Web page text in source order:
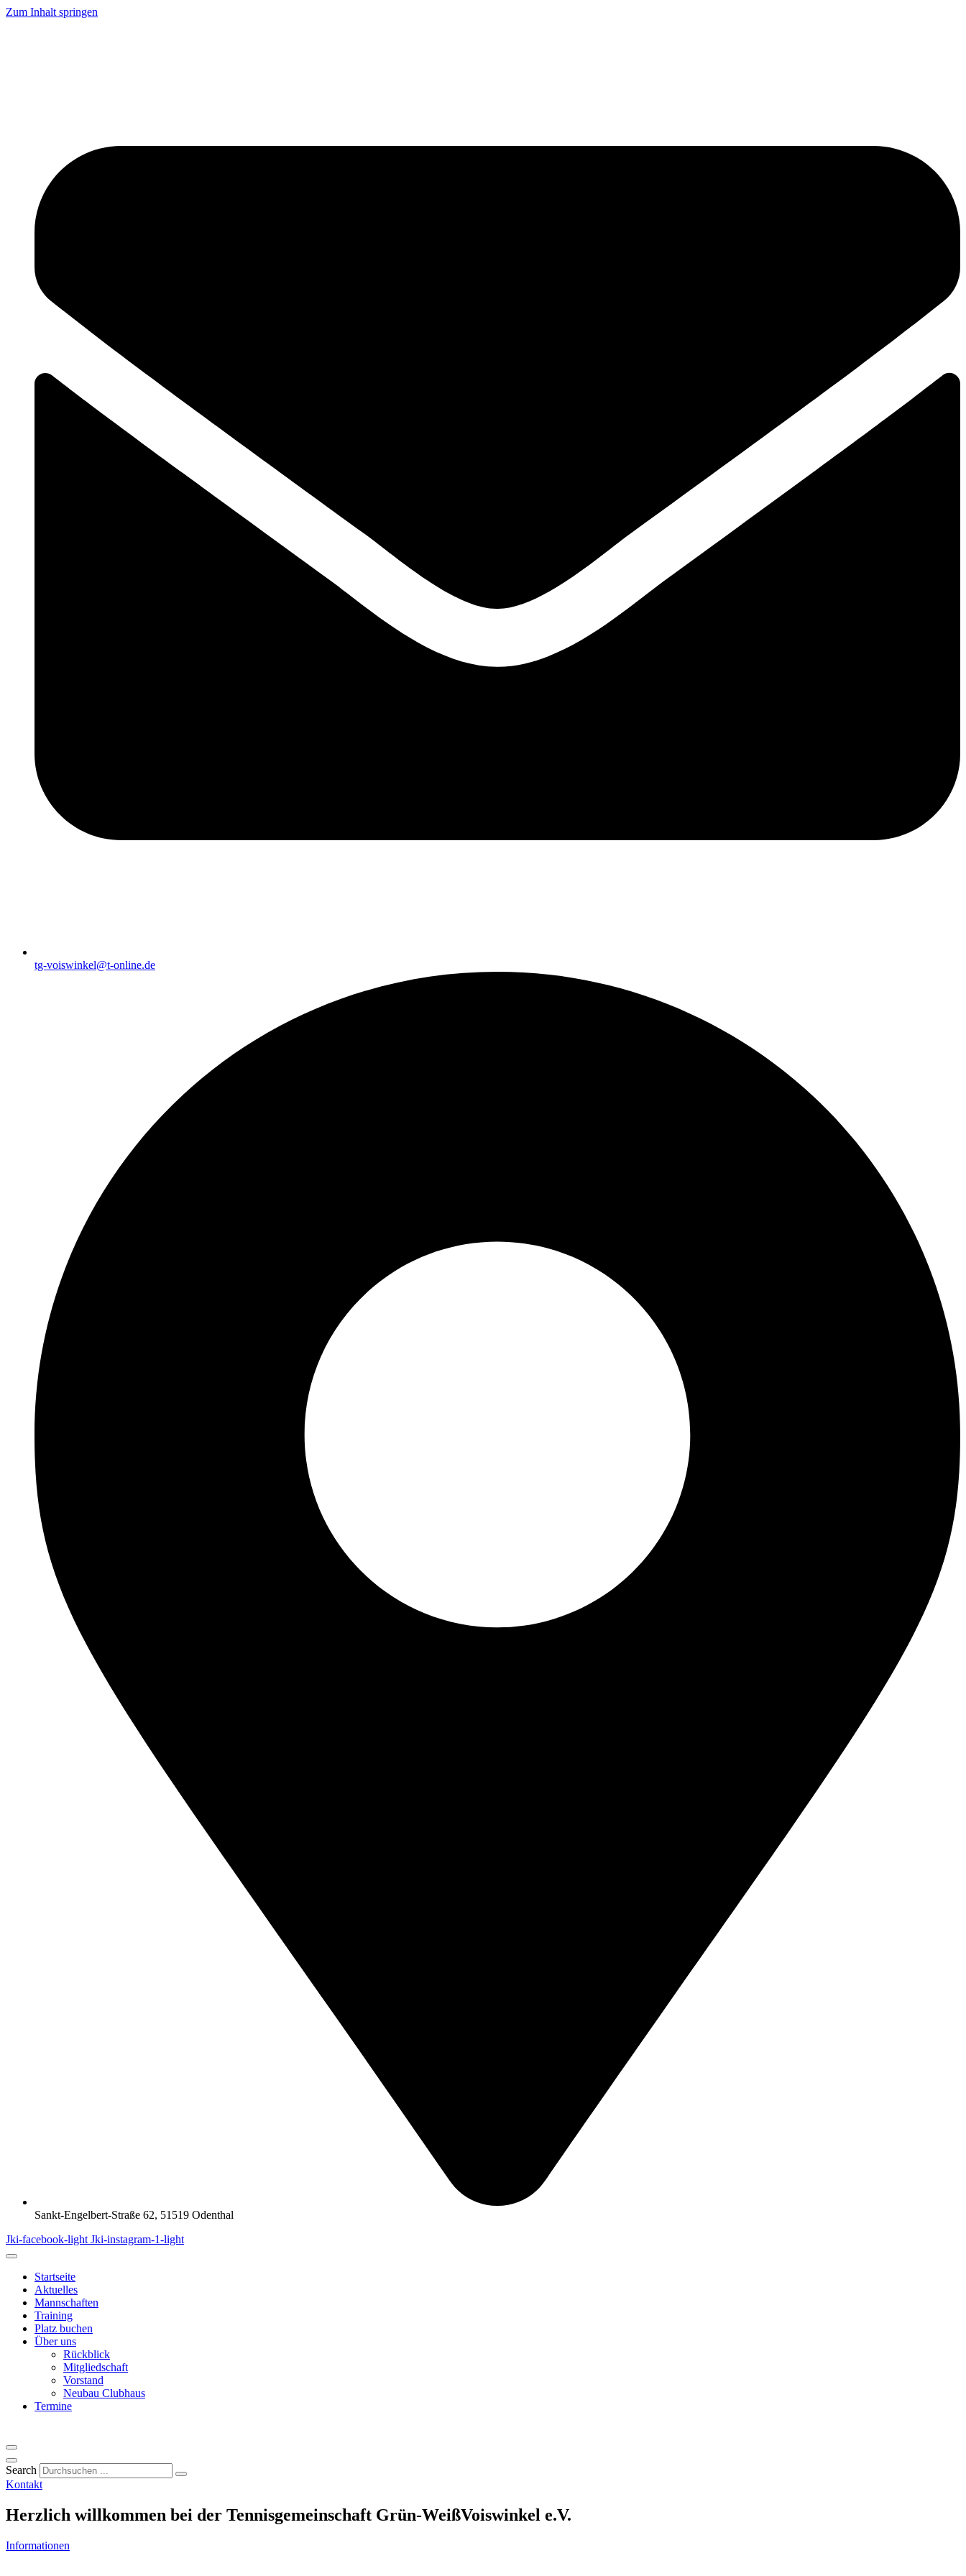
Zum Inhalt springen
tg-voiswinkel@t-online.de
Sankt-Engelbert-Straße 62, 51519 Odenthal
Jki-facebook-light Jki-instagram-1-light
Startseite
Aktuelles
Mannschaften
Training
Platz buchen
Über uns
Rückblick
Mitgliedschaft
Vorstand
Neubau Clubhaus
Termine
Search
Kontakt
Herzlich willkommen bei der Tennisgemeinschaft Grün-WeißVoiswinkel e.V.
Informationen